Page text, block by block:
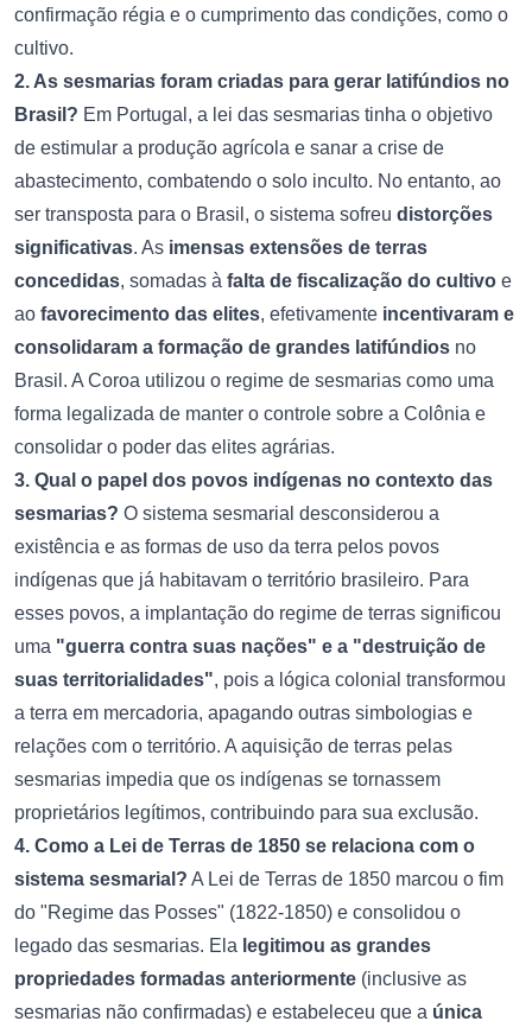
confirmação régia e o cumprimento das condições, como o
cultivo.
2. As sesmarias foram criadas para gerar latifúndios no
Brasil? Em Portugal, a lei das sesmarias tinha o objetivo
de estimular a produção agrícola e sanar a crise de
abastecimento, combatendo o solo inculto. No entanto, ao
ser transposta para o Brasil, o sistema sofreu distorções
significativas. As imensas extensões de terras
concedidas, somadas à falta de fiscalização do cultivo e
ao favorecimento das elites, efetivamente incentivaram e
consolidaram a formação de grandes latifúndios no
Brasil. A Coroa utilizou o regime de sesmarias como uma
forma legalizada de manter o controle sobre a Colônia e
consolidar o poder das elites agrárias.
3. Qual o papel dos povos indígenas no contexto das
sesmarias? O sistema sesmarial desconsiderou a
existência e as formas de uso da terra pelos povos
indígenas que já habitavam o território brasileiro. Para
esses povos, a implantação do regime de terras significou
uma "guerra contra suas nações" e a "destruição de
suas territorialidades", pois a lógica colonial transformou
a terra em mercadoria, apagando outras simbologias e
relações com o território. A aquisição de terras pelas
sesmarias impedia que os indígenas se tornassem
proprietários legítimos, contribuindo para sua exclusão.
4. Como a Lei de Terras de 1850 se relaciona com o
sistema sesmarial? A Lei de Terras de 1850 marcou o fim
do "Regime das Posses" (1822-1850) e consolidou o
legado das sesmarias. Ela legitimou as grandes
propriedades formadas anteriormente (inclusive as
sesmarias não confirmadas) e estabeleceu que a única